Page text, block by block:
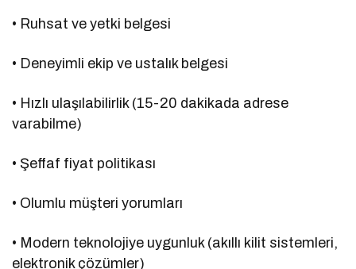
• Ruhsat ve yetki belgesi
• Deneyimli ekip ve ustalık belgesi
• Hızlı ulaşılabilirlik (15-20 dakikada adrese
varabilme)
• Şeffaf fiyat politikası
• Olumlu müşteri yorumları
• Modern teknolojiye uygunluk (akıllı kilit sistemleri,
elektronik çözümler)